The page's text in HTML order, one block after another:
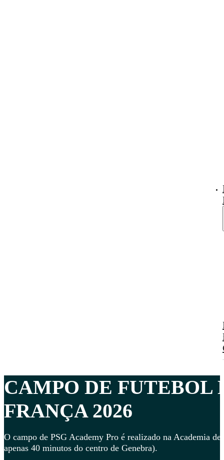
CAMPO DE FUTEBOL
FRANÇA 2026
O campo de PSG Academy Pro é realizado na Academia
apenas 40 minutos do centro de Genebra).